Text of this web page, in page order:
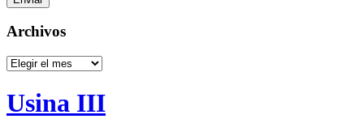
Archivos
Archivos
Usina III